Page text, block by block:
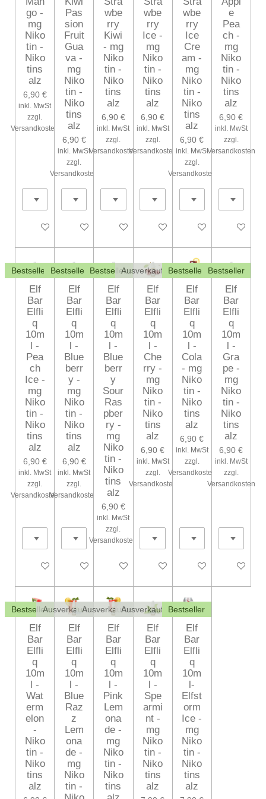
go -
mg
Niko
tin -
Niko
tins
alz
6,90 €
inkl. MwSt
zzgl.
Versandkosten
Bei Verfügbarkeit benachrichtigen
Pas
sion
Fruit
Gua
va -
mg
Niko
tin -
Niko
tins
alz
6,90 €
inkl. MwSt
zzgl.
Versandkosten
Bei Verfügbarkeit benachrichtigen
wbe
rry
Kiwi
- mg
Niko
tin -
Niko
tins
alz
6,90 €
inkl. MwSt
zzgl.
Versandkosten
Bei Verfügbarkeit benachrichtigen
wbe
rry
Ice -
mg
Niko
tin -
Niko
tins
alz
6,90 €
inkl. MwSt
zzgl.
Versandkosten
Bei Verfügbarkeit
wbe
rry
Ice
Cre
am -
mg
Niko
tin -
Niko
tins
alz
6,90 €
inkl. MwSt
zzgl.
Versandkosten
Bei Verfügbarkeit
e
Pea
ch -
mg
Niko
tin -
Niko
tins
alz
6,90 €
inkl. MwSt
zzgl.
Versandkosten
Bei
Bestseller
Elf
Bar
Elfli
q
10m
l -
Pea
ch
Ice -
mg
Niko
tin -
Niko
tins
alz
6,90 €
inkl. MwSt
zzgl.
Versandkosten
Bei Verfügbarkeit benachrichtigen
Bestseller
Elf
Bar
Elfli
q
10m
l -
Blue
berr
y -
mg
Niko
tin -
Niko
tins
alz
6,90 €
inkl. MwSt
zzgl.
Versandkosten
Bei Verfügbarkeit benachrichtigen
Bestseller
Elf
Bar
Elfli
q
10m
l -
Blue
berr
y
Sour
Ras
pber
ry -
mg
Niko
tin -
Niko
tins
alz
6,90 €
inkl. MwSt
zzgl.
Versandkosten
Bei Verfügbarkeit benachrichtigen
Ausverkauft
Elf
Bar
Elfli
q
10m
l -
Che
rry -
mg
Niko
tin -
Niko
tins
alz
6,90 €
inkl. MwSt
zzgl.
Versandkosten
Bei Verfügbarkeit
Bestseller
Elf
Bar
Elfli
q
10m
l -
Cola
- mg
Niko
tin -
Niko
tins
alz
6,90 €
inkl. MwSt
zzgl.
Versandkosten
Bei Verfügbarkeit
Bestseller
Elf
Bar
Elfli
q
10m
l -
Gra
pe -
mg
Niko
tin -
Niko
tins
alz
6,90 €
inkl. MwSt
zzgl.
Versandkosten
Bei
Bestseller
Elf
Bar
Elfli
q
10m
l -
Wat
erm
elon
-
Niko
tin -
Niko
tins
alz
Ausverkauft
Elf
Bar
Elfli
q
10m
l -
Blue
Raz
z
Lem
ona
de -
mg
Niko
tin -
Ausverkauft
Elf
Bar
Elfli
q
10m
l -
Pink
Lem
ona
de -
mg
Niko
tin -
Niko
tins
Ausverkauft
Elf
Bar
Elfli
q
10m
l -
Spe
armi
nt -
mg
Niko
tin -
Niko
tins
alz
Bestseller
Elf
Bar
Elfli
q
10m
l-
Elfst
orm
Ice -
mg
Niko
tin -
Niko
tins
alz